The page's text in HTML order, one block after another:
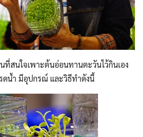
สนใจเพาะต้นอ่อนทานตะวันไว้กินเอง
ดน้ำ มีอุปกรณ์ และวิธีทำดังนี้